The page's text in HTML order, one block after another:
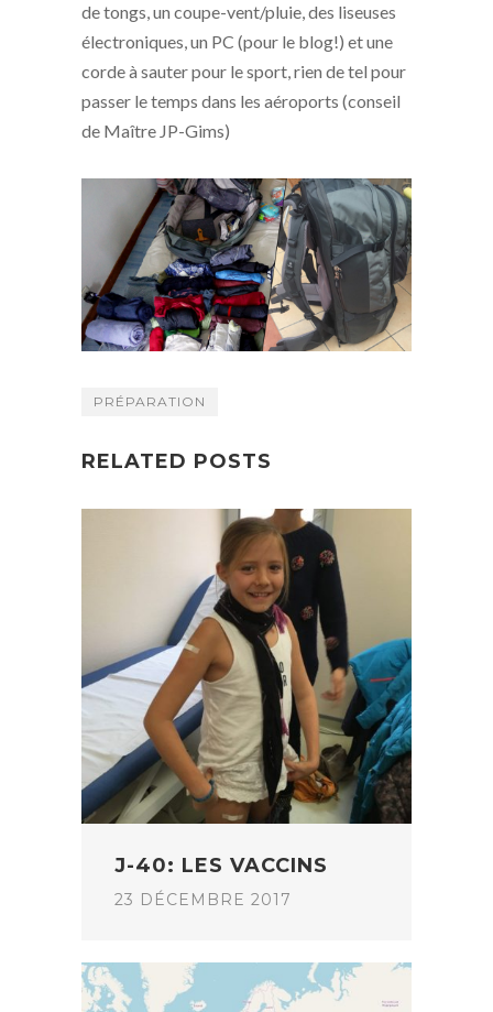
de tongs, un coupe-vent/pluie, des liseuses
électroniques, un PC (pour le blog!) et une
corde à sauter pour le sport, rien de tel pour
passer le temps dans les aéroports (conseil
de Maître JP-Gims)
PRÉPARATION
RELATED POSTS
J-40: LES VACCINS
23 DÉCEMBRE 2017